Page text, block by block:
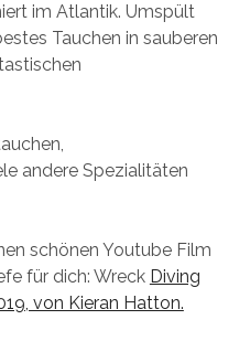
im Atlantik. Umspült
Tauchen in sauberen
andere Spezialitäten
schönen Youtube Film
für dich: Wreck Diving
von Kieran Hatton.